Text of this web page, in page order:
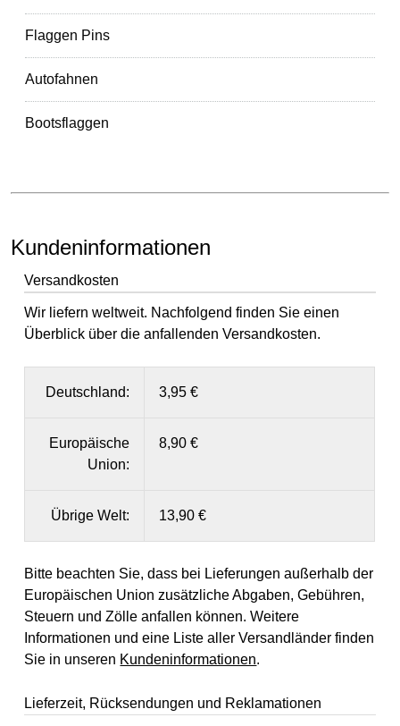
Flaggen Pins
Autofahnen
Bootsflaggen
Kundeninformationen
Versandkosten
Wir liefern weltweit. Nachfolgend finden Sie einen
Überblick über die anfallenden Versandkosten.
Deutschland: 3,95 €
Europäische
Union:
8,90 €
Übrige Welt: 13,90 €
Bitte beachten Sie, dass bei Lieferungen außerhalb der
Europäischen Union zusätzliche Abgaben, Gebühren,
Steuern und Zölle anfallen können. Weitere
Informationen und eine Liste aller Versandländer finden
Sie in unseren Kundeninformationen.
Lieferzeit, Rücksendungen und Reklamationen